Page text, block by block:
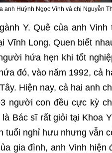
anh Huỳnh Ngọc Vinh và chị Nguyễn
Y. Quê của anh
Vĩnh Long. Quen biết
hứa hẹn khi tốt
đó, vào năm 1992, cả
Hiện nay, cả hai anh
người con đều cực kỳ
Bác sĩ rất giỏi tại Khoa
tuổi nghỉ hưu nhưng vẫn
gia đình, anh Vinh hiện